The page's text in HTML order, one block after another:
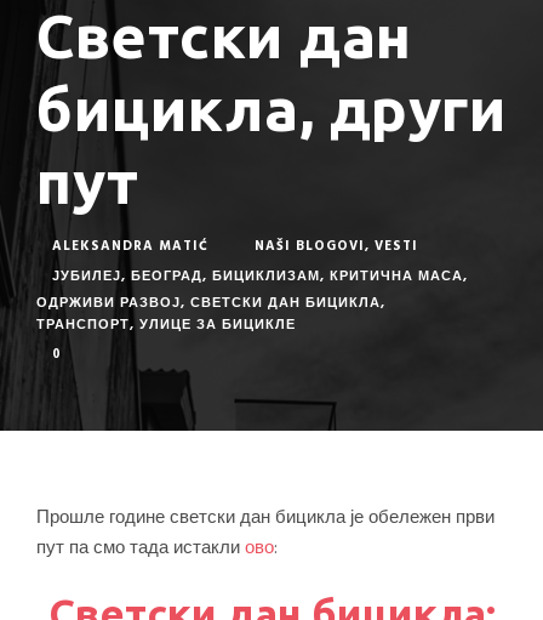
Светски дан
бицикла, други
пут
ALEKSANDRA MATIĆ NAŠI BLOGOVI, VESTI
ЈУБИЛЕЈ, БЕОГРАД, БИЦИКЛИЗАМ, КРИТИЧНА МАСА,
ОДРЖИВИ РАЗВОЈ, СВЕТСКИ ДАН БИЦИКЛА,
ТРАНСПОРТ, УЛИЦЕ ЗА БИЦИКЛЕ
0
Прошле године светски дан бицикла је обележен први
пут па смо тада истаклиово: